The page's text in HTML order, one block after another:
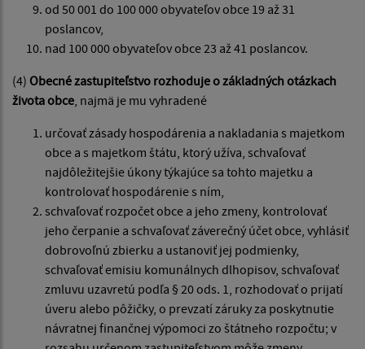
od 50 001 do 100 000 obyvateľov obce 19 až 31
poslancov,
nad 100 000 obyvateľov obce 23 až 41 poslancov.
(4) Obecné zastupiteľstvo rozhoduje o základných otázkach
života obce, najmä je mu vyhradené
určovať zásady hospodárenia a nakladania s majetkom
obce a s majetkom štátu, ktorý užíva, schvaľovať
najdôležitejšie úkony týkajúce sa tohto majetku a
kontrolovať hospodárenie s ním,
schvaľovať rozpočet obce a jeho zmeny, kontrolovať
jeho čerpanie a schvaľovať záverečný účet obce, vyhlásiť
dobrovoľnú zbierku a ustanoviť jej podmienky,
schvaľovať emisiu komunálnych dlhopisov, schvaľovať
zmluvu uzavretú podľa § 20 ods. 1, rozhodovať o prijatí
úveru alebo pôžičky, o prevzatí záruky za poskytnutie
návratnej finančnej výpomoci zo štátneho rozpočtu; v